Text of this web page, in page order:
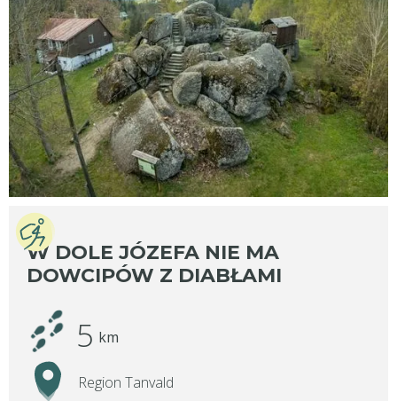
W DOLE JÓZEFA NIE MA
DOWCIPÓW Z DIABŁAMI
5 km
Region Tanvald